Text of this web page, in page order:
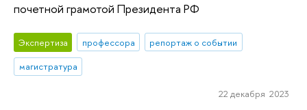
почетной грамотой Президента РФ
Экспертиза профессора
репортаж о событии
магистратура
22 декабря 2023